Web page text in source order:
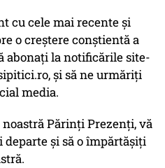
cu cele mai recente și
o creștere conștientă a
abonați la notificările site-
și să ne urmăriți
media.
Părinți Prezenți, vă
și să o împărtășiți